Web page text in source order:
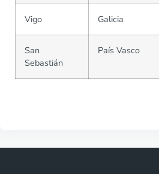
Vigo Galicia
San
Sebastián
País Vasco